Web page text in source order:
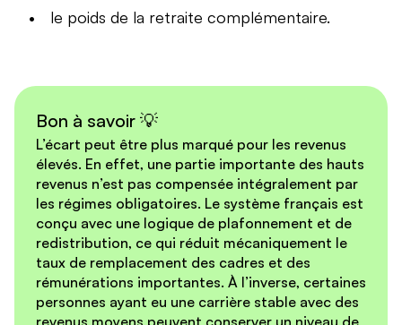
le poids de la retraite complémentaire.
Bon à savoir 💡
L’écart peut être plus marqué pour les revenus
élevés. En effet, une partie importante des hauts
revenus n’est pas compensée intégralement par
les régimes obligatoires. Le système français est
conçu avec une logique de plafonnement et de
redistribution, ce qui réduit mécaniquement le
taux de remplacement des cadres et des
rémunérations importantes. À l’inverse, certaines
personnes ayant eu une carrière stable avec des